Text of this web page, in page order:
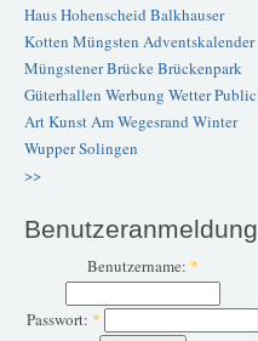
Haus Hohenscheid Balkhauser
Kotten Müngsten Adventskalender
Müngstener BrückeBrückenpark
Güterhallen Werbung WetterPublic
ArtKunstAm Wegesrand Winter
WupperSolingen
>>
Benutzeranmeldung
Benutzername: *
Passwort: *